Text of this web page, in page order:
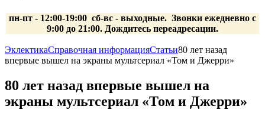
пн-пт - 12:00-19:00 сб-вс - выходные. Звонки ежедневно с
9:00 до 21:00. Дождитесь переадресации.
ЭклектикаСправочная информацияСтатьи80 лет назад
впервые вышел на экраны мультсериал «Том и Джерри»
80 лет назад впервые вышел на
экраны мультсериал «Том и Джерри»